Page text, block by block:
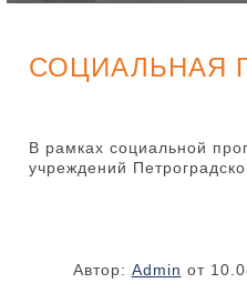
СОЦИАЛЬНАЯ
В рамках социальной
учреждений
Автор: Admin от